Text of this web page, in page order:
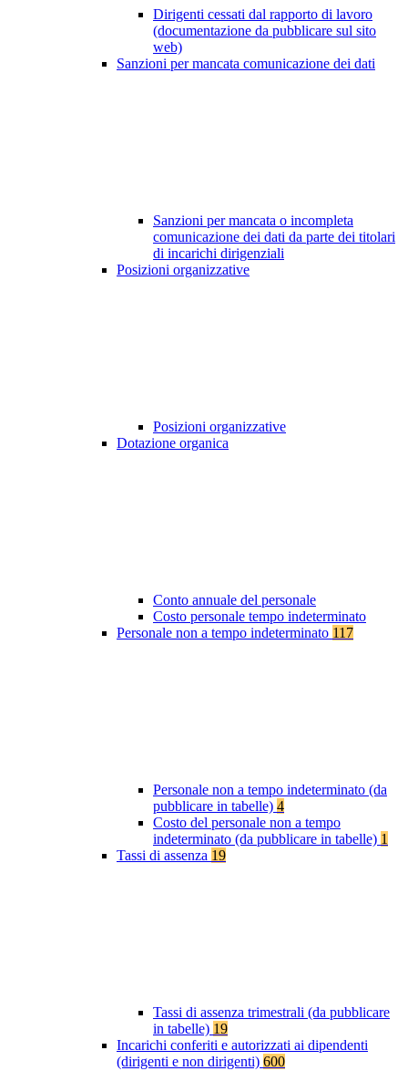
Dirigenti cessati dal rapporto di lavoro
(documentazione da pubblicare sul sito
web)
Sanzioni per mancata comunicazione dei dati
Sanzioni per mancata o incompleta
comunicazione dei dati da parte dei titolari
di incarichi dirigenziali
Posizioni organizzative
Posizioni organizzative
Dotazione organica
Conto annuale del personale
Costo personale tempo indeterminato
Personale non a tempo indeterminato 117
Personale non a tempo indeterminato (da
pubblicare in tabelle) 4
Costo del personale non a tempo
indeterminato (da pubblicare in tabelle) 1
Tassi di assenza 19
Tassi di assenza trimestrali (da pubblicare
in tabelle) 19
Incarichi conferiti e autorizzati ai dipendenti
(dirigenti e non dirigenti) 600